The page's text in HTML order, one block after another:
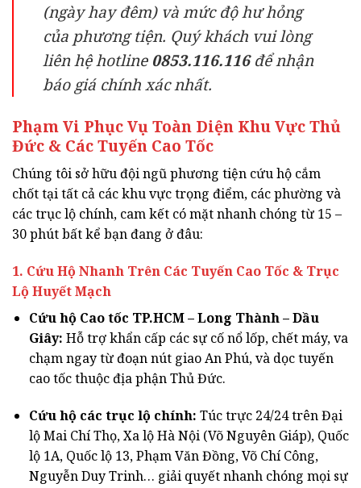
(ngày hay đêm) và mức độ hư hỏng
của phương tiện. Quý khách vui lòng
liên hệ hotline 0853.116.116để nhận
báo giá chính xác nhất.
Phạm Vi Phục Vụ Toàn Diện Khu Vực Thủ
Đức & Các Tuyến Cao Tốc
Chúng tôi sở hữu đội ngũ phương tiện cứu hộ cắm
chốt tại tất cả các khu vực trọng điểm, các phường và
các trục lộ chính, cam kết có mặt nhanh chóng từ 15 –
30 phút bất kể bạn đang ở đâu:
1. Cứu Hộ Nhanh Trên Các Tuyến Cao Tốc & Trục
Lộ Huyết Mạch
Cứu hộ Cao tốc TP.HCM – Long Thành – Dầu
Giây: Hỗ trợ khẩn cấp các sự cố nổ lốp, chết máy, va
chạm ngay từ đoạn nút giao An Phú, và dọc tuyến
cao tốc thuộc địa phận Thủ Đức.
Cứu hộ các trục lộ chính: Túc trực 24/24 trên Đại
lộ Mai Chí Thọ, Xa lộ Hà Nội (Võ Nguyên Giáp), Quốc
lộ 1A, Quốc lộ 13, Phạm Văn Đồng, Võ Chí Công,
Nguyễn Duy Trinh… giải quyết nhanh chóng mọi sự